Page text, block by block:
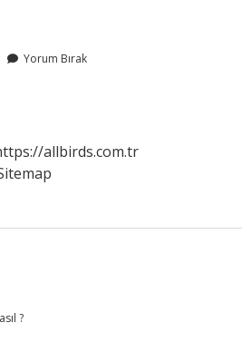
Yorum Bırak
allbirds.com.tr
?